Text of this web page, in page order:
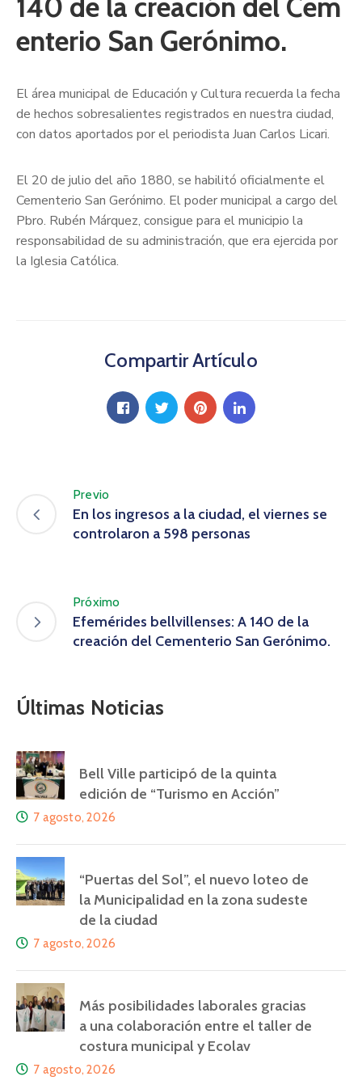
140 de la creación del Cem
enterio San Gerónimo.
El área municipal de Educación y Cultura recuerda la fecha
de hechos sobresalientes registrados en nuestra ciudad,
con datos aportados por el periodista Juan Carlos Licari.
El 20 de julio del año 1880, se habilitó oficialmente el
Cementerio San Gerónimo. El poder municipal a cargo del
Pbro. Rubén Márquez, consigue para el municipio la
responsabilidad de su administración, que era ejercida por
la Iglesia Católica.
Compartir Artículo
Previo
En los ingresos a la ciudad, el viernes se
controlaron a 598 personas
Próximo
Efemérides bellvillenses: A 140 de la
creación del Cementerio San Gerónimo.
Últimas Noticias
Bell Ville participó de la quinta
edición de “Turismo en Acción”
7 agosto, 2026
“Puertas del Sol”, el nuevo loteo de
la Municipalidad en la zona sudeste
de la ciudad
7 agosto, 2026
Más posibilidades laborales gracias
a una colaboración entre el taller de
costura municipal y Ecolav
7 agosto, 2026